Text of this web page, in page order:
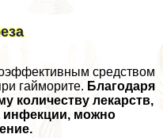
средством
гайморите. Благодаря
количеству лекарств,
инфекции, можно